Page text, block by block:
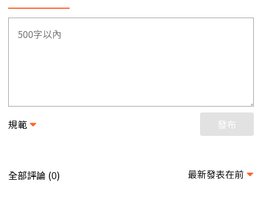
規範 發布
全部評論 (0) 最新發表在前